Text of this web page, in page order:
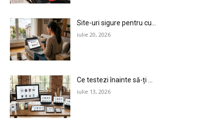
Site-uri sigure pentru cu...
iulie 20, 2026
Ce testezi înainte să-ți ...
iulie 13, 2026